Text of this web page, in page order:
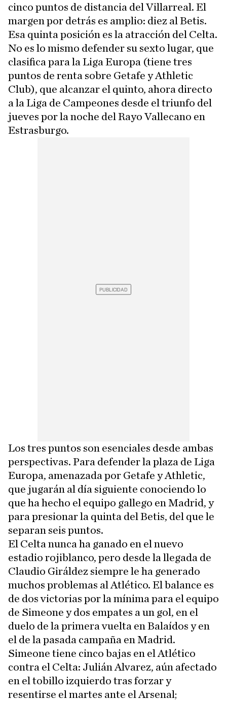
cinco puntos de distancia del Villarreal. El
margen por detrás es amplio: diez al Betis.
Esa quinta posición es la atracción del Celta.
No es lo mismo defender su sexto lugar, que
clasifica para la Liga Europa (tiene tres
puntos de renta sobre Getafe y Athletic
Club), que alcanzar el quinto, ahora directo
a la Liga de Campeones desde el triunfo del
jueves por la noche del Rayo Vallecano en
Estrasburgo.
Los tres puntos son esenciales desde ambas
perspectivas. Para defender la plaza de Liga
Europa, amenazada por Getafe y Athletic,
que jugarán al día siguiente conociendo lo
que ha hecho el equipo gallego en Madrid, y
para presionar la quinta del Betis, del que le
separan seis puntos.
El Celta nunca ha ganado en el nuevo
estadio rojiblanco, pero desde la llegada de
Claudio Giráldez siempre le ha generado
muchos problemas al Atlético. El balance es
de dos victorias por la mínima para el equipo
de Simeone y dos empates a un gol, en el
duelo de la primera vuelta en Balaídos y en
el de la pasada campaña en Madrid.
Simeone tiene cinco bajas en el Atlético
contra el Celta: Julián Alvarez, aún afectado
en el tobillo izquierdo tras forzar y
resentirse el martes ante el Arsenal;